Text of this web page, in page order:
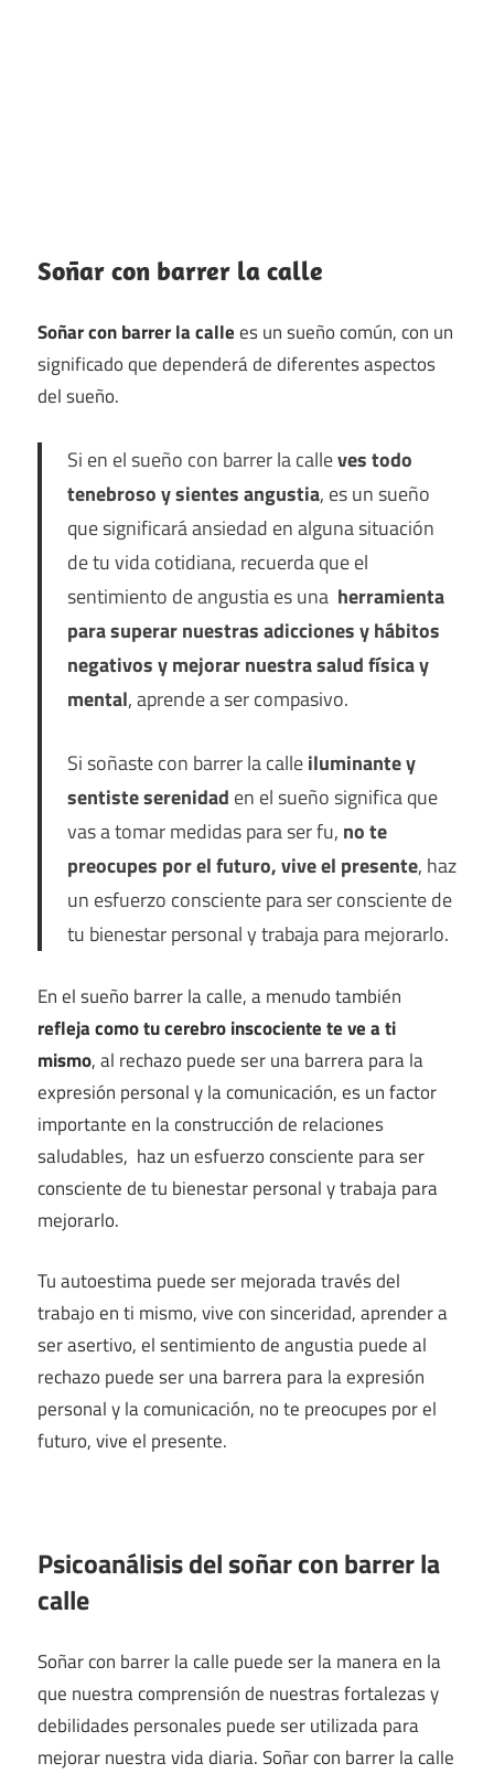
Soñar con barrer la calle
Soñar con barrer la callees un sueño común, con un
significado que dependerá de diferentes aspectos
del sueño.
Si en el sueño con barrer la calleves todo
tenebroso y sientes angustia, es un sueño
que significará ansiedad en alguna situación
de tu vida cotidiana, recuerda que el
sentimiento de angustia es una herramienta
para superar nuestras adicciones y hábitos
negativos y mejorar nuestra salud física y
mental, aprende a ser compasivo.
Si soñaste con barrer la calleiluminante y
sentiste serenidad en el sueño significa que
vas a tomar medidas para ser fu, no te
preocupes por el futuro, vive el presente, haz
un esfuerzo consciente para ser consciente de
tu bienestar personal y trabaja para mejorarlo.
En el sueño barrer la calle, a menudo también
refleja como tu cerebro inscociente te ve a ti
mismo, al rechazo puede ser una barrera para la
expresión personal y la comunicación, es un factor
importante en la construcción de relaciones
saludables, haz un esfuerzo consciente para ser
consciente de tu bienestar personal y trabaja para
mejorarlo.
Tu autoestima puede ser mejorada través del
trabajo en ti mismo, vive con sinceridad, aprender a
ser asertivo, el sentimiento de angustia puede al
rechazo puede ser una barrera para la expresión
personal y la comunicación, no te preocupes por el
futuro, vive el presente.
Psicoanálisis del soñar con barrer la
calle
Soñar con barrer la calle puede ser la manera en la
que nuestra comprensión de nuestras fortalezas y
debilidades personales puede ser utilizada para
mejorar nuestra vida diaria. Soñar con barrer la calle